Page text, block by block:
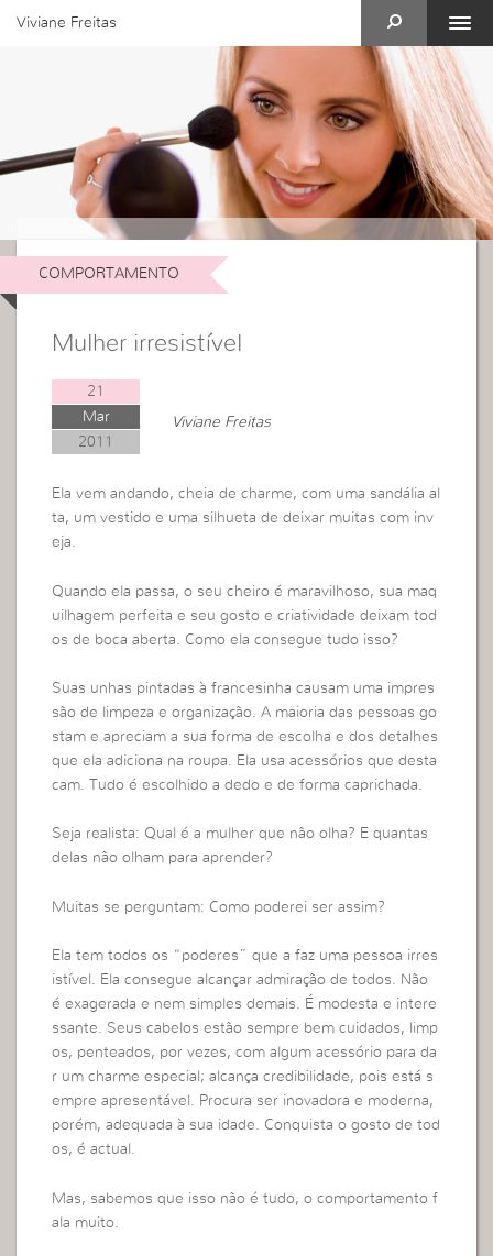
Viviane Freitas
COMPORTAMENTO
Mulher irresistível
21
Mar
2011
Viviane Freitas
Ela vem andando, cheia de charme, com uma sandália al
ta, um vestido e uma silhueta de deixar muitas com inv
eja.
Quando ela passa, o seu cheiro é maravilhoso, sua maq
uilhagem perfeita e seu gosto e criatividade deixam tod
os de boca aberta. Como ela consegue tudo isso?
Suas unhas pintadas à francesinha causam uma impres
são de limpeza e organização. A maioria das pessoas go
stam e apreciam a sua forma de escolha e dos detalhes
que ela adiciona na roupa. Ela usa acessórios que desta
cam. Tudo é escolhido a dedo e de forma caprichada.
Seja realista: Qual é a mulher que não olha? E quantas
delas não olham para aprender?
Muitas se perguntam: Como poderei ser assim?
Ela tem todos os “poderes” que a faz uma pessoa irres
istível. Ela consegue alcançar admiração de todos. Não
é exagerada e nem simples demais. É modesta e intere
ssante. Seus cabelos estão sempre bem cuidados, limp
os, penteados, por vezes, com algum acessório para da
r um charme especial; alcança credibilidade, pois está s
empre apresentável. Procura ser inovadora e moderna,
porém, adequada à sua idade. Conquista o gosto de tod
os, é actual.
Mas, sabemos que isso não é tudo, o comportamento f
ala muito.